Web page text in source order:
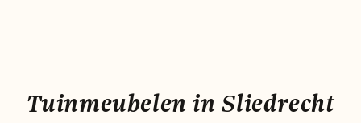
Tuinmeubelen in Sliedrecht